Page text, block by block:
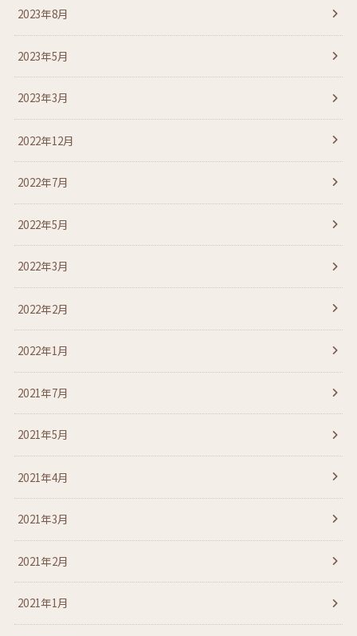
2023年8月
2023年5月
2023年3月
2022年12月
2022年7月
2022年5月
2022年3月
2022年2月
2022年1月
2021年7月
2021年5月
2021年4月
2021年3月
2021年2月
2021年1月